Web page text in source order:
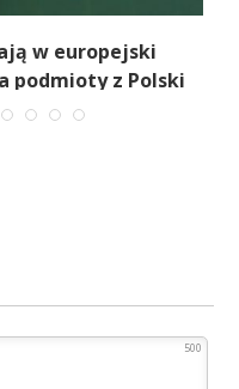
w europejski
podmioty z Polski
500